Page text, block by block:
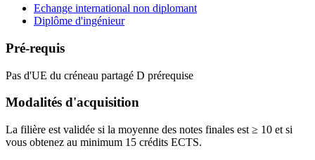
Echange international non diplomant
Diplôme d'ingénieur
Pré-requis
Pas d'UE du créneau partagé D prérequise
Modalités d'acquisition
La filière est validée si la moyenne des notes finales est ≥ 10 et si
vous obtenez au minimum 15 crédits ECTS.